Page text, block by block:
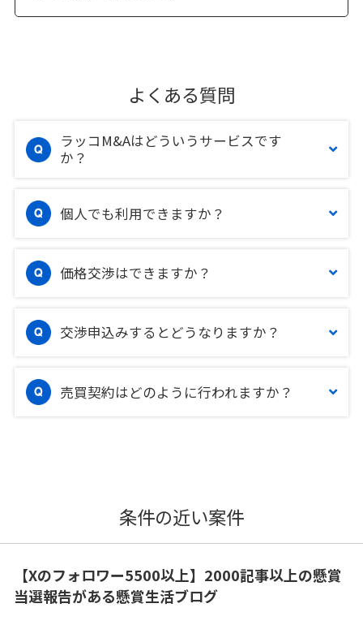
よくある質問
ラッコM&Aはどういうサービスです
か？
個人でも利用できますか？
価格交渉はできますか？
交渉申込みするとどうなりますか？
売買契約はどのように行われますか？
条件の近い案件
【Xのフォロワー5500以上】2000記事以上の懸賞
当選報告がある懸賞生活ブログ